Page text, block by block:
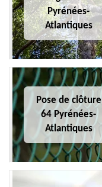
Pyrénées-
Atlantiques
Pose de clôture
64 Pyrénées-
Atlantiques